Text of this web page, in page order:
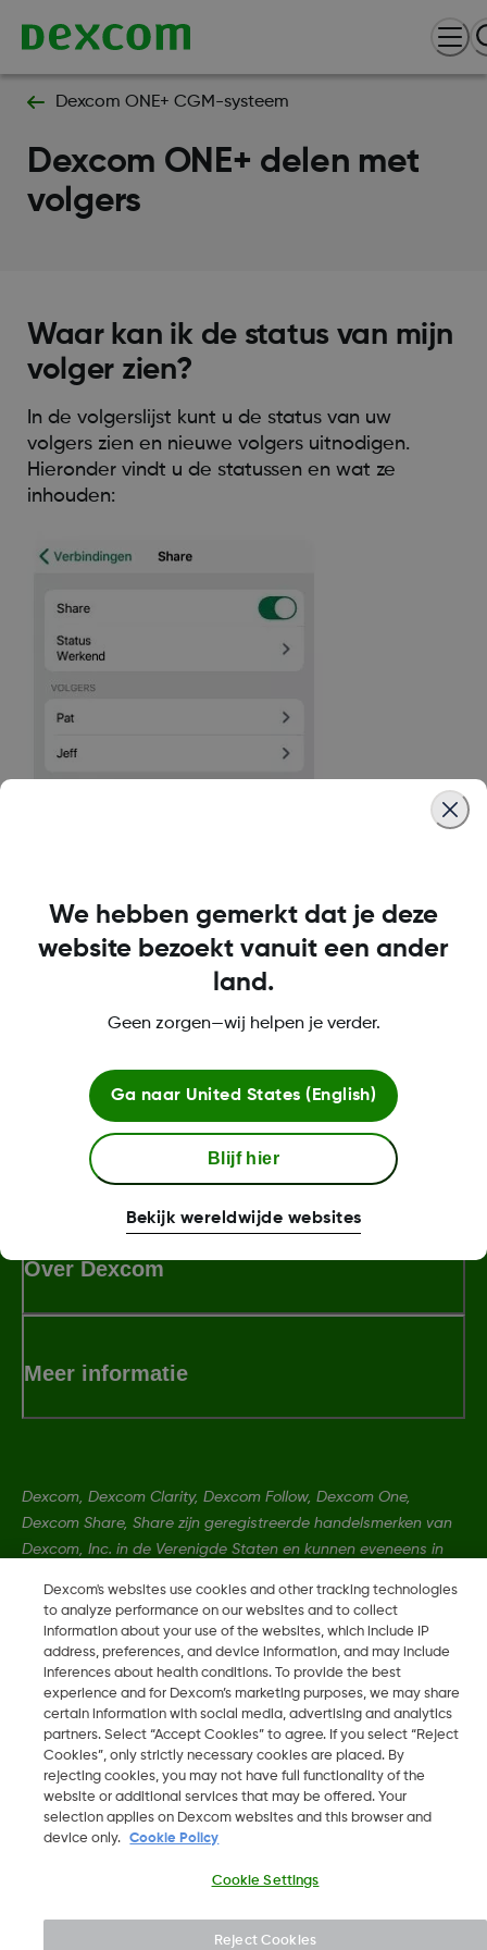
Dexcom ONE+ CGM-systeem
Dexcom ONE+ delen met
volgers
Waar kan ik de status van mijn
volger zien?
In de volgerslijst kunt u de status van uw
volgers zien en nieuwe volgers uitnodigen.
Hieronder vindt u de statussen en wat ze
inhouden:
MAT-1841 Rev001
Over Dexcom
Meer informatie
Dexcom, Dexcom Clarity, Dexcom Follow, Dexcom One,
Dexcom Share, Share zijn geregistreerde handelsmerken van
Dexcom, Inc. in de Verenigde Staten en kunnen eveneens in
MAT-1841 Rev001
2026 Dexcom, Inc. Alle rechten voorbehouden.
BE
Wijzig Regio
Dexcom's websites use cookies and other tracking technologies
to analyze performance on our websites and to collect
information about your use of the websites, which include IP
address, preferences, and device information, and may include
inferences about health conditions. To provide the best
experience and for Dexcom’s marketing purposes, we may share
certain information with social media, advertising and analytics
partners. Select “Accept Cookies” to agree. If you select “Reject
Cookies”, only strictly necessary cookies are placed. By
rejecting cookies, you may not have full functionality of the
website or additional services that may be offered. Your
selection applies on Dexcom websites and this browser and
device only.
Cookie Policy
Cookie Settings
Reject Cookies
We hebben gemerkt dat je deze
website bezoekt vanuit een ander
land.
Geen zorgen—wij helpen je verder.
Ga naar United States (English)
Blijf hier
Bekijk wereldwijde websites